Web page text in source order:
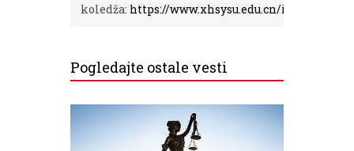
koledža: https://www.xhsysu.edu.cn/info/1126/
Pogledajte ostale vesti